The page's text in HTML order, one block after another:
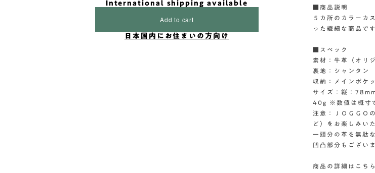
International shipping available
Add to cart
日本国内にお住まいの方向け
■商品説明
５カ所のカラーカ
った繊細な商品で
■スペック
素材：牛革（オリ
裏地：シャンタン
収納：メインポ
サイズ：縦：
40g ※数値は概寸
注意：ＪＯＧＧＯ
ど）をお楽しみい
一頭分の革を無駄
凹凸部分もござい
商品の詳細はこち